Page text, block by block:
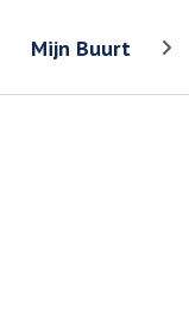
Mijn Buurt